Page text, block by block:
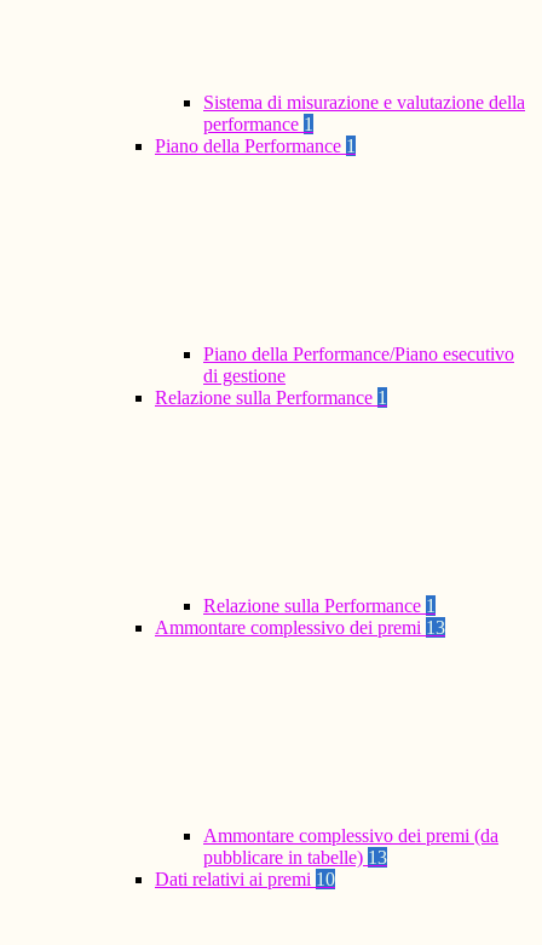
Sistema di misurazione e valutazione della
performance 1
Piano della Performance 1
Piano della Performance/Piano esecutivo
di gestione
Relazione sulla Performance 1
Relazione sulla Performance 1
Ammontare complessivo dei premi 13
Ammontare complessivo dei premi (da
pubblicare in tabelle) 13
Dati relativi ai premi 10